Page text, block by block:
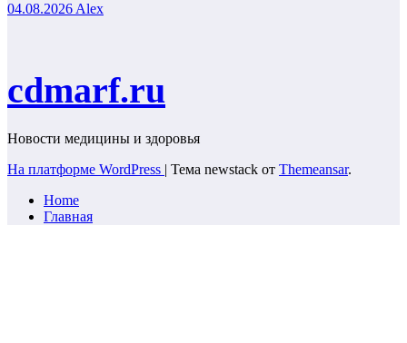
04.08.2026 Alex
cdmarf.ru
Новости медицины и здоровья
На платформе WordPress | Тема newstack от Themeansar.
Home
Главная